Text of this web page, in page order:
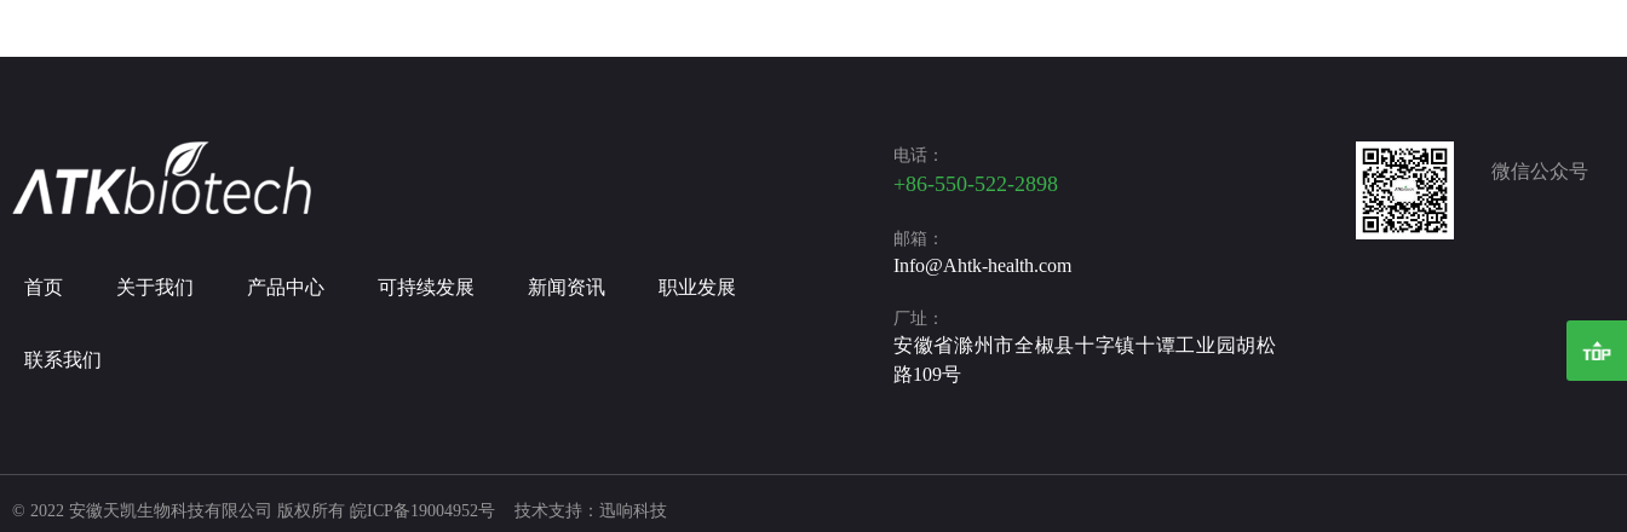
首页 关于我们 产品中心 可持续发展 新闻资讯 职业发展
联系我们
电话：
+86-550-522-2898
邮箱：
Info@Ahtk-health.com
厂址：
安徽省滁州市全椒县十字镇十谭工业园胡松
路109号
微信公众号
© 2022 安徽天凯生物科技有限公司 版权所有 皖ICP备19004952号 技术支持：迅响科技